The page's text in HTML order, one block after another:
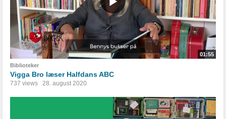
01:55
Biblioteker
Vigga Bro læser Halfdans ABC
737 views 28. august 2020